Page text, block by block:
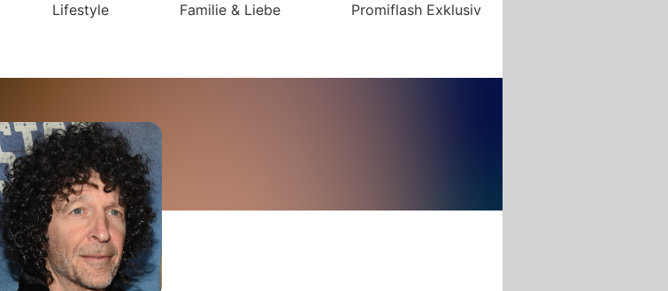
Filme & Serien
Lifestyle
Familie & Liebe
Promiflash Exklusiv
Lifestyle Familie & Liebe Promiflash Exklusiv